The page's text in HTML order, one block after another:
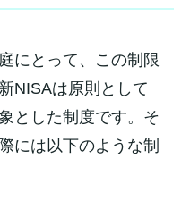
にとって、この制限
NISAは原則として
とした制度です。そ
には以下のような制